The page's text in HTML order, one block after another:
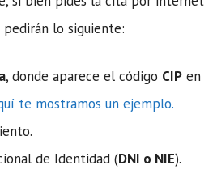
lo siguiente:
, donde aparece el código CIP en
te mostramos un ejemplo.
de Identidad (DNI o NIE).